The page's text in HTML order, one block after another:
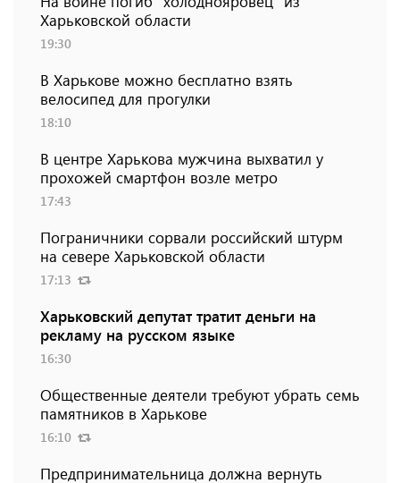
Харьковской области
19:30
В Харькове можно бесплатно взять
велосипед для прогулки
18:10
В центре Харькова мужчина выхватил у
прохожей смартфон возле метро
17:43
Пограничники сорвали российский штурм
на севере Харьковской области
17:13
Харьковский депутат тратит деньги на
рекламу на русском языке
16:30
Общественные деятели требуют убрать семь
памятников в Харькове
16:10
Предпринимательница должна вернуть